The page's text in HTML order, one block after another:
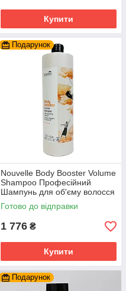
Купити
Подарунок
Nouvelle Body Booster Volume
Shampoo Професійний
Шампунь для об'єму волосся
1000 мл.
Готово до відправки
1 776 ₴
Купити
Подарунок